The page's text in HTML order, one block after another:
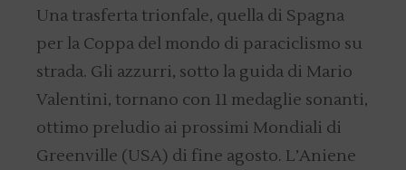
Una trasferta trionfale, quella di Spagna
per la Coppa del mondo di paraciclismo su
strada. Gli azzurri, sotto la guida di Mario
Valentini, tornano con 11 medaglie sonanti,
ottimo preludio ai prossimi Mondiali di
Greenville (USA) di fine agosto. L’Aniene